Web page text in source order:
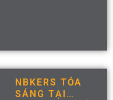
NBKERS TỎA
SÁNG TẠI